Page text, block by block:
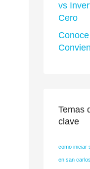
vs
Cero
Temas
clave
como iniciar
en san